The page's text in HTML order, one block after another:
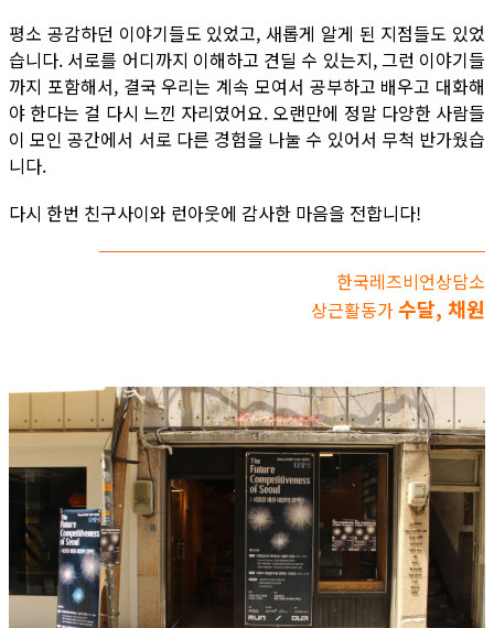
평소 공감하던 이야기들도 있었고, 새롭게 알게 된 지점들도 있었
습니다. 서로를 어디까지 이해하고 견딜 수 있는지, 그런 이야기들
까지 포함해서, 결국 우리는 계속 모여서 공부하고 배우고 대화해
야 한다는 걸 다시 느낀 자리였어요. 오랜만에 정말 다양한 사람들
이 모인 공간에서 서로 다른 경험을 나눌 수 있어서 무척 반가웠습
니다.
다시 한번 친구사이와 런아웃에 감사한 마음을 전합니다!
한국레즈비언상담소
상근활동가수달, 채원